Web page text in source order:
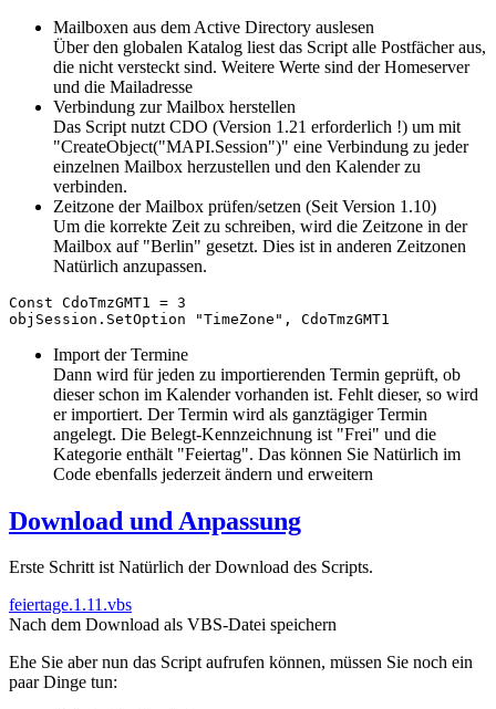
Mailboxen aus dem Active Directory auslesen
Über den globalen Katalog liest das Script alle Postfächer aus,
die nicht versteckt sind. Weitere Werte sind der Homeserver
und die Mailadresse
Verbindung zur Mailbox herstellen
Das Script nutzt CDO (Version 1.21 erforderlich !) um mit
"CreateObject("MAPI.Session")" eine Verbindung zu jeder
einzelnen Mailbox herzustellen und den Kalender zu
verbinden.
Zeitzone der Mailbox prüfen/setzen (Seit Version 1.10)
Um die korrekte Zeit zu schreiben, wird die Zeitzone in der
Mailbox auf "Berlin" gesetzt. Dies ist in anderen Zeitzonen
Natürlich anzupassen.
Const CdoTmzGMT1 = 3
objSession.SetOption "TimeZone", CdoTmzGMT1
Import der Termine
Dann wird für jeden zu importierenden Termin geprüft, ob
dieser schon im Kalender vorhanden ist. Fehlt dieser, so wird
er importiert. Der Termin wird als ganztägiger Termin
angelegt. Die Belegt-Kennzeichnung ist "Frei" und die
Kategorie enthält "Feiertag". Das können Sie Natürlich im
Code ebenfalls jederzeit ändern und erweitern
Download und Anpassung
Erste Schritt ist Natürlich der Download des Scripts.
feiertage.1.11.vbs
Nach dem Download als VBS-Datei speichern
Ehe Sie aber nun das Script aufrufen können, müssen Sie noch ein
paar Dinge tun: